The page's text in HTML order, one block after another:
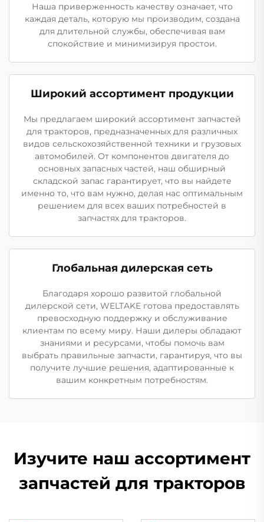
Наша приверженность качеству означает, что
каждая деталь, которую мы производим, создана
для длительной службы, обеспечивая вам
спокойствие и минимизируя простои.
Широкий ассортимент продукции
Мы предлагаем широкий ассортимент запчастей
для тракторов, предназначенных для различных
видов сельскохозяйственной техники и грузовых
автомобилей. От компонентов двигателя до
основных запасных частей, наш обширный
складской запас гарантирует, что вы найдете
именно то, что вам нужно, делая нас оптимальным
решением для всех ваших потребностей в
запчастях для тракторов.
Глобальная дилерская сеть
Благодаря хорошо развитой глобальной
дилерской сети, WELTAKE готова предоставлять
превосходную поддержку и обслуживание
клиентам по всему миру. Наши дилеры обладают
знаниями и ресурсами, чтобы помочь вам
выбрать правильные запчасти, гарантируя, что вы
получите лучшие решения, адаптированные к
вашим конкретным потребностям.
Изучите наш ассортимент
запчастей для тракторов